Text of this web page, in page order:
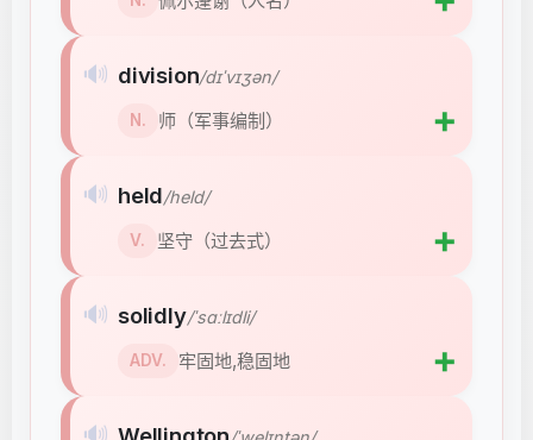
🔊 division/dɪˈvɪʒən/
N. 师（军事编制） ➕
🔊 held/held/
V. 坚守（过去式） ➕
🔊 solidly/ˈsɑːlɪdli/
ADV. 牢固地,稳固地 ➕